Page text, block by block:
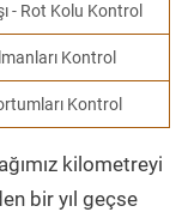
- Rot Kolu Kontrol
Kontrol
Kontrol
kilometreyi
bir yıl geçse